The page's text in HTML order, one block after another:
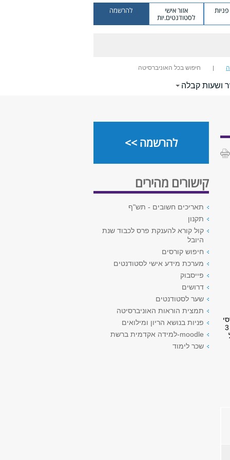
אזור אישי
לסטודנטים.יות
להרשמה
חיפוש בכל האוניברסיטה
ושעות קבלה
הלווין של המסלול (סטודנטים בסדנת תזה איכותנית- 2 קורסים; סטודנטים בסדנת תזה כמותנית- 3
להרשמה >>
קישורים מהירים
תאריכים חשובים - תש"ף
תקנון
קול קורא להענקת פרס לכבוד שנת
היובל
חיפוש קורסים
מערכת מידע אישי לסטודנטים
פייסבוק
דרושים
שער לסטודנטים
תמצית הוראות האוניברסיטה
פניות בנושא הריון ומילואים
moodle-למידה אקדמית ברשת
שכר לימוד